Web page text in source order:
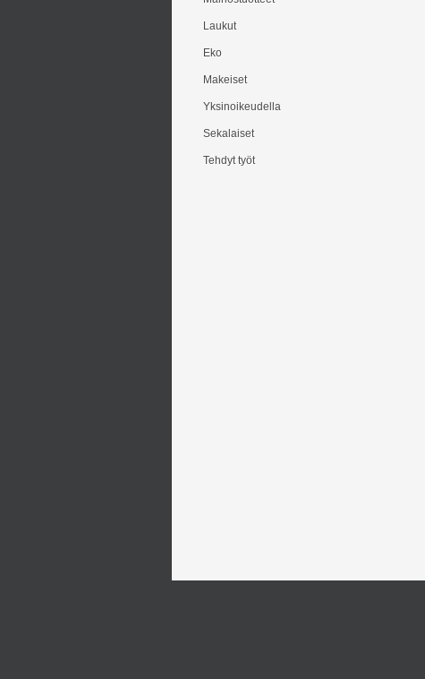
Laukut
Eko
Makeiset
Yksinoikeudella
Sekalaiset
Tehdyt työt